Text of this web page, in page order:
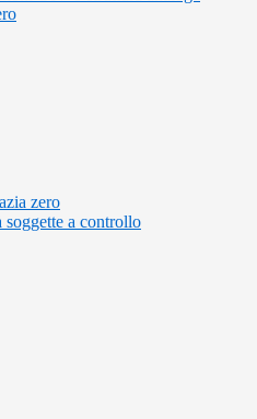
zero
a controllo